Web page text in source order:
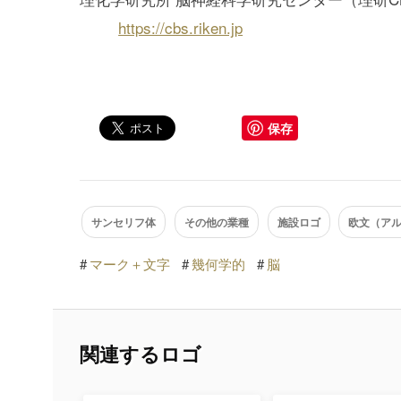
https://cbs.riken.jp
保存
サンセリフ体 その他の業種 施設ロゴ 欧文（ア
# マーク＋文字 #幾何学的 # 脳
関連するロゴ